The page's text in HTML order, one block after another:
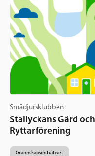
Smådjursklubben
Stallyckans Gård och
Ryttarförening
Grannskapsinitiativet